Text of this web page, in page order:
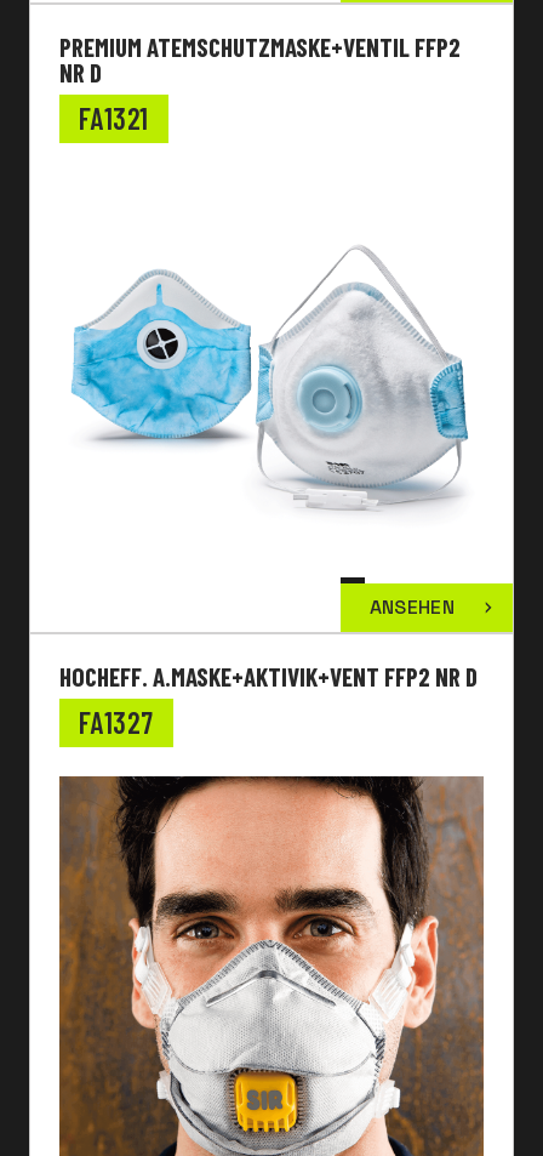
PREMIUM ATEMSCHUTZMASKE+VENTIL FFP2
NR D
FA1321
ANSEHEN
HOCHEFF. A.MASKE+AKTIVIK+VENT FFP2 NR D
FA1327